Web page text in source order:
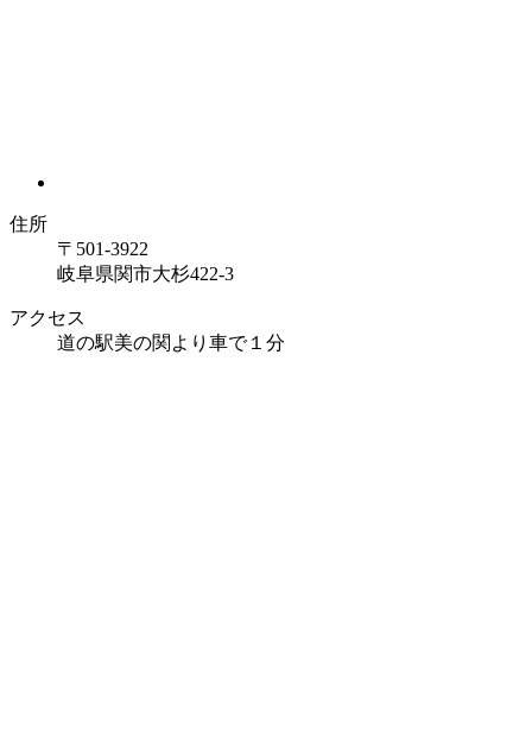
住所
〒501-3922
岐阜県関市大杉422-3
アクセス
道の駅美の関より車で１分